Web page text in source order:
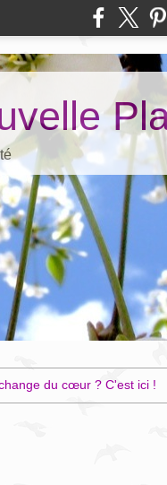
du cœur ? C'est ici !